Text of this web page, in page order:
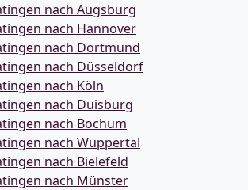
nach Augsburg
nach Hannover
nach Dortmund
nach Düsseldorf
nach Köln
nach Duisburg
nach Bochum
nach Wuppertal
nach Bielefeld
nach Münster